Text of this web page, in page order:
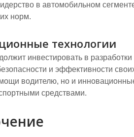
в автомобильном
норм.
технологии
инвестировать в
и эффективности
водителю, но и
средствами.